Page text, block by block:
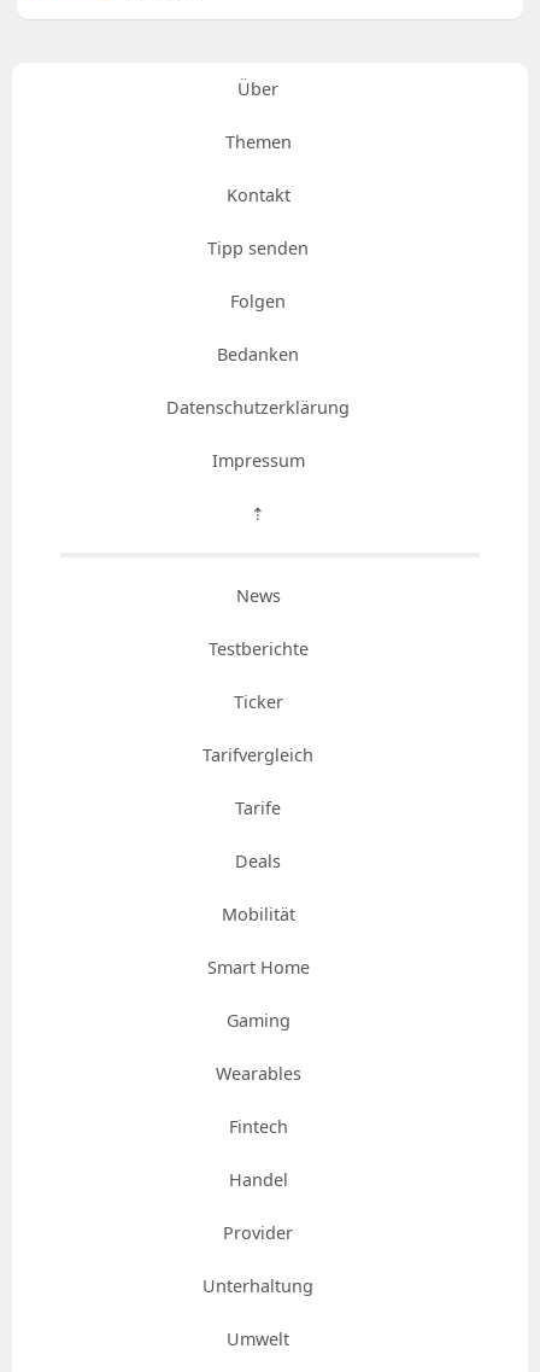
Über
Themen
Kontakt
Tipp senden
Folgen
Bedanken
Datenschutzerklärung
Impressum
⇡
News
Testberichte
Ticker
Tarifvergleich
Tarife
Deals
Mobilität
Smart Home
Gaming
Wearables
Fintech
Handel
Provider
Unterhaltung
Umwelt